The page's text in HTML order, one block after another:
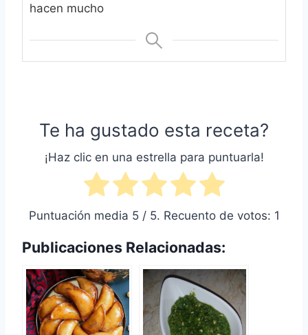
hacen mucho
Te ha gustado esta receta?
¡Haz clic en una estrella para puntuarla!
Puntuación media 5/ 5. Recuento de votos: 1
Publicaciones Relacionadas: